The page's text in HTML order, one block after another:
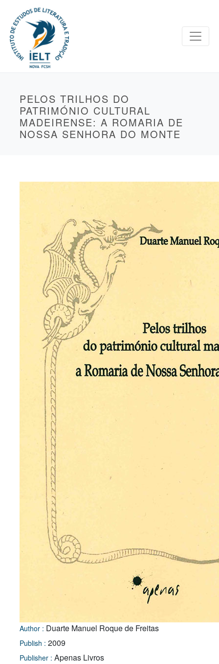
PELOS TRILHOS DO
PATRIMÓNIO CULTURAL
MADEIRENSE: A ROMARIA DE
NOSSA SENHORA DO MONTE
Author : Duarte Manuel Roque de Freitas
Publish : 2009
Publisher : Apenas Livros